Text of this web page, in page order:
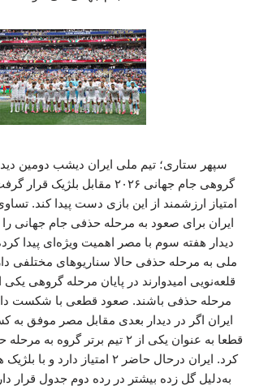
سپهر ستاری؛ تیم ملی ایران دیشب دومین
گروهی جام جهانی ۲۰۲۶ مقابل
امتیاز ارزشمند از این بازی دست پیدا کند.
ایران برای صعود به مرحله حذفی جام جهانی را
دیدار هفته سوم با مصر اهمیت ویژه‌ای پیدا
ملی به مرحله حذفی حالا سناریوهای مختلفی
مرحله حذفی باشند. صعود قطعی با شکست
ایران اگر در دیدار بعدی مقابل مصر موفق
قطعا به عنوان یکی از ۲ تیم برتر
کرد. ایران درحال حاضر ۲ امتیاز
به‌دلیل گل زده بیشتر در رده دوم جدول قرار